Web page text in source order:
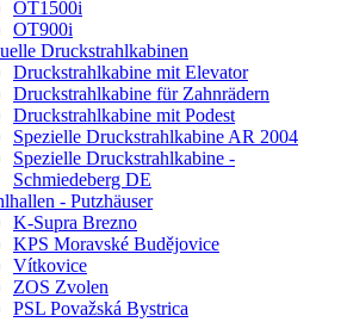
OT1500i
OT900i
Druckstrahlkabinen
Druckstrahlkabine mit Elevator
Druckstrahlkabine für Zahnrädern
Druckstrahlkabine mit Podest
Spezielle Druckstrahlkabine AR 2004
Spezielle Druckstrahlkabine -
Schmiedeberg DE
- Putzhäuser
K-Supra Brezno
KPS Moravské Budějovice
Vítkovice
ZOS Zvolen
PSL Považská Bystrica